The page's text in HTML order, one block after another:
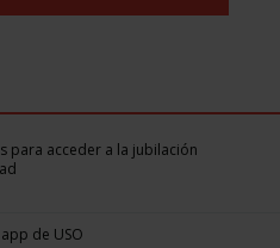
para acceder a la jubilación
de USO